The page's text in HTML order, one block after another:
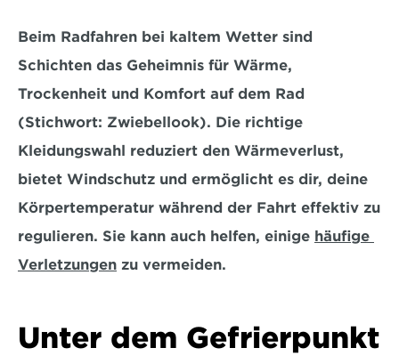
Beim Radfahren bei kaltem Wetter sind
Schichten das Geheimnis für Wärme,
Trockenheit und Komfort auf dem Rad
(Stichwort: Zwiebellook). Die richtige
Kleidungswahl reduziert den Wärmeverlust,
bietet Windschutz und ermöglicht es dir, deine
Körpertemperatur während der Fahrt effektiv zu
regulieren. Sie kann auch helfen, einige häufige
Verletzungen zu vermeiden.
Unter dem Gefrierpunkt